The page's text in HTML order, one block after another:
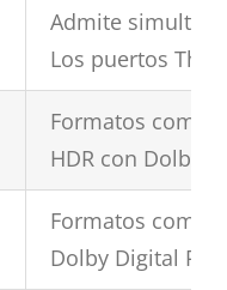
Admite
Los puertos
Formatos
HDR con Dolby
Formatos
Dolby Digital